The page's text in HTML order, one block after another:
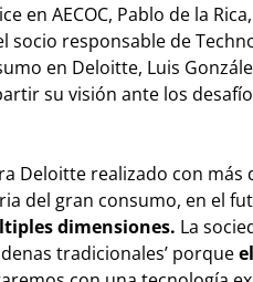
en AECOC, Pablo de la
socio responsable de
en Deloitte, Luis
su visión ante los
Deloitte realizado con más
del gran consumo, en el
dimensiones. La
tradicionales’ porque